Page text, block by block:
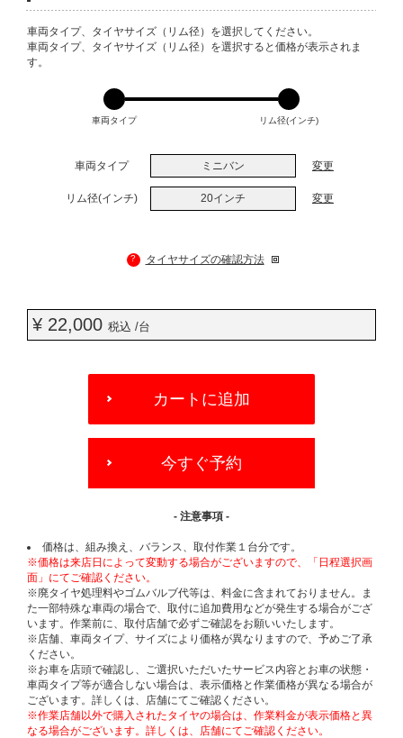
VARIATIONS
車両タイプ、タイヤサイズ（リム径）を選択してください。
車両タイプ、タイヤサイズ（リム径）を選択すると価格が表示されま
す。
車両タイプ リム径(インチ)
車両タイプ ミニバン 変更
リム径(インチ) 20インチ 変更
? タイヤサイズの確認方法
¥ 22,000 税込 /台
OPTIONS
カートに追加
今すぐ予約
- 注意事項 -
価格は、組み換え、バランス、取付作業１台分です。
※価格は来店日によって変動する場合がございますので、「日程選択画
面」にてご確認ください。
※廃タイヤ処理料やゴムバルブ代等は、料金に含まれておりません。ま
た一部特殊な車両の場合で、取付に追加費用などが発生する場合がござ
います。作業前に、取付店舗で必ずご確認をお願いいたします。
※店舗、車両タイプ、サイズにより価格が異なりますので、予めご了承
ください。
※お車を店頭で確認し、ご選択いただいたサービス内容とお車の状態・
車両タイプ等が適合しない場合は、表示価格と作業価格が異なる場合が
ございます。詳しくは、店舗にてご確認ください。
※作業店舗以外で購入されたタイヤの場合は、作業料金が表示価格と異
なる場合がございます。詳しくは、店舗にてご確認ください。